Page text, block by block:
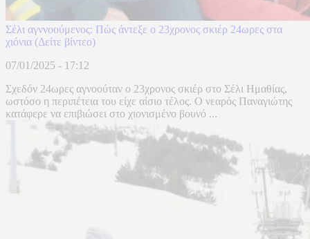
Σέλι αγννοούμενος: Πώς άντεξε ο 23χρονος σκιέρ 24ωρες στα
χιόνια (Δείτε βίντεο)
07/01/2025 - 17:12
Σχεδόν 24ωρες αγνοούταν ο 23χρονος σκιέρ στο Σέλι Ημαθίας,
ωστόσο η περιπέτεια του είχε αίσιο τέλος. Ο νεαρός Παναγιώτης
κατάφερε να επιβιώσει στο χιονισμένο βουνό ...